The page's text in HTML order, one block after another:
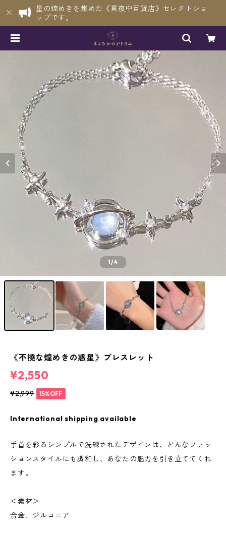
星の煌めきを集めた《真夜中百貨店》セレクトショ
ップです。
1/4
《不撓な煌めきの惑星》ブレスレット
¥2,550
¥2,999 15%OFF
International shipping available
手首を彩るシンプルで洗練されたデザインは、どんなファッ
ションスタイルにも調和し、あなたの魅力を引き立ててくれ
ます。
＜素材＞
合金、ジルコニア